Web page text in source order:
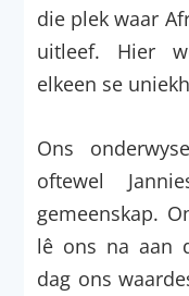
die plek waar
uitleef. Hier
elkeen se
Ons
oftewel
gemeenskap.
lê ons na aan
dag ons